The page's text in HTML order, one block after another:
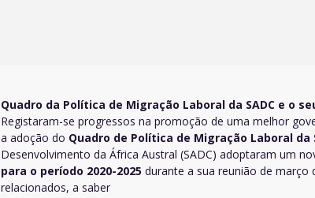
Quadro da Política de Migração Laboral da SADC e o
Registaram-se progressos na promoção de uma melhor
a adoção do Quadro de Política de Migração Laboral da
Desenvolvimento da África Austral (SADC) adoptaram um
para o período 2020-2025 durante a sua reunião de
relacionados, a saber